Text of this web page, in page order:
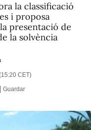
la classificació
i proposa
presentació de
la solvència
CET)
Guardar